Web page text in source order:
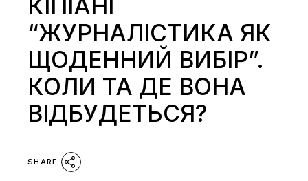
КІПІАНІ
“ЖУРНАЛІСТИКА ЯК
ЩОДЕННИЙ ВИБІР”.
КОЛИ ТА ДЕ ВОНА
ВІДБУДЕТЬСЯ?
SHARE